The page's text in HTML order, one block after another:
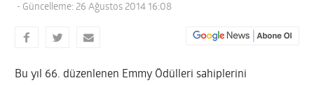
- Güncelleme: 26 Ağustos 2014 16:08
Bu yıl 66. düzenlenen Emmy Ödülleri sahiplerini